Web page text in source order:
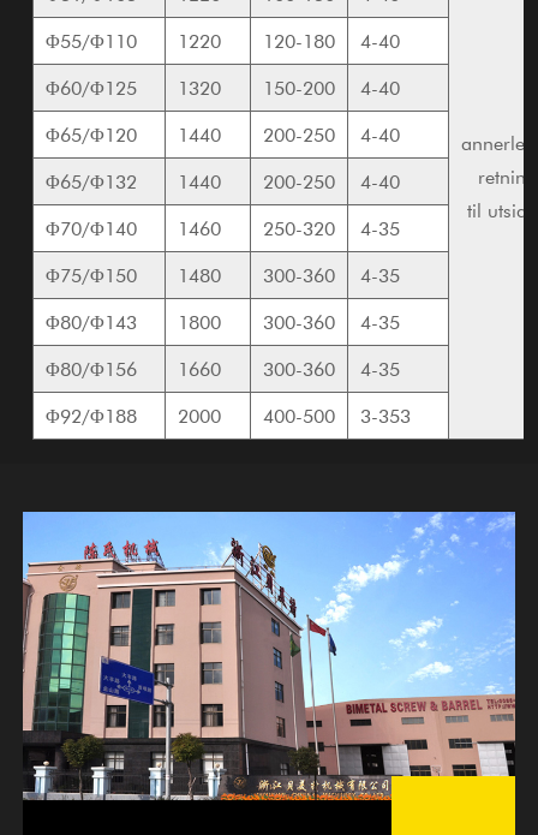
retning
til
Φ55/Φ110
1220 120-180
4-40
Φ60/Φ125
1320 150-200
4-40
Φ65/Φ120
1440 200-250
4-40
Φ65/Φ132
1440 200-250
4-40
Φ70/Φ140
1460 250-320
4-35
Φ75/Φ150
1480 300-360
4-35
Φ80/Φ143
1800 300-360
4-35
Φ80/Φ156
1660 300-360
4-35
Φ92/Φ188
2000 400-500 3-353